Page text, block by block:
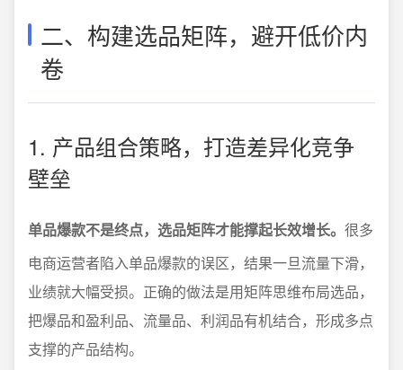
二、构建选品矩阵，避开低价内
卷
1. 产品组合策略，打造差异化竞争
壁垒
单品爆款不是终点，选品矩阵才能撑起长效增长。 很多
电商运营者陷入单品爆款的误区，结果一旦流量下滑，
业绩就大幅受损。正确的做法是用矩阵思维布局选品，
把爆品和盈利品、流量品、利润品有机结合，形成多点
支撑的产品结构。